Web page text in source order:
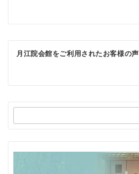
ナ
ビ
ゲ
シ
ョ
ン
月江院会館をご利用されたお客様の声
索：